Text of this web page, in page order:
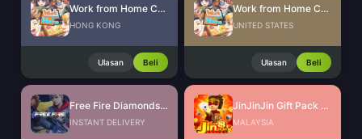
Work from Home CdKey (HK)
HONG KONG
Ulasan Beli
Work from Home CdKey (US)
UNITED STATES
Ulasan Beli
Free Fire Diamonds EU + TR
INSTANT DELIVERY
JinJinJin Gift Pack Redeem Code
MALAYSIA